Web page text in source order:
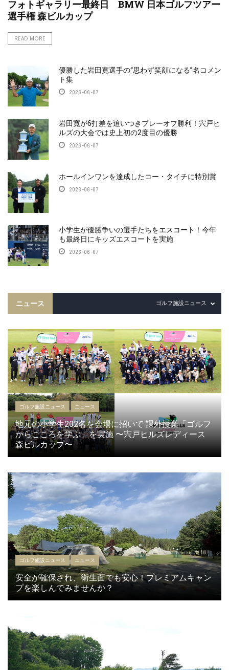
フォトギャラリー最終日 BMW 日本ゴルフツアー
選手権 森ビルカップ
READ MORE
優勝した岩田寛選手の“思わず笑顔になる”名コメン
ト集
2026-06-07
岩田寛が6打差を追いつきプレーオフ勝利！宍戸ヒ
ルズの大会では史上初の2度目の優勝
2026-06-07
ホールインワンを達成したコー・タイチに特別賞
2026-06-07
小学生が優勝争いの選手たちをエスコート！今年
も最終日にキッズエスコートを実施
2026-06-07
ニュース ゴルフ施設ニュース
ゴルフ施設ニュース ニュース
地元の小学生202名を会場に招いて 課外授業「ゴルフ
からこころを学ぶ」を実施 〜宍戸ヒルズレディース
森ビルカップ〜
ゴルフ施設ニュース ニュース
安全が確保され、衛生面でも安心！プレミアムキャン
プを楽しんでみませんか？